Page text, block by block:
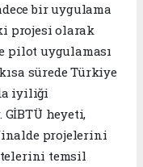
bir uygulama
projesi olarak
pilot uygulaması
sürede Türkiye
iyiliği
heyeti,
projelerini
temsil